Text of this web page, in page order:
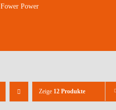
Fower Power
Zeige 12 Produkte